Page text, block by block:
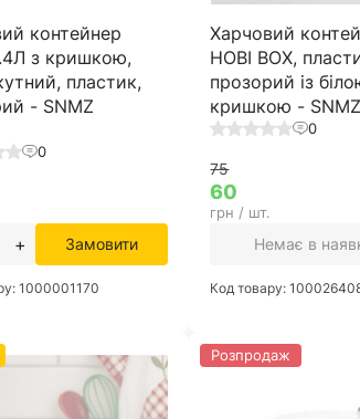
контейнер
з кришкою,
пластик,
- SNMZ
0
+ Замовити
1000001170
Харчовий
HOBI BOX,
прозорий із
кришкою - SNMZ
0
75
60
грн / шт.
Немає в
Код товару:
Розпродаж